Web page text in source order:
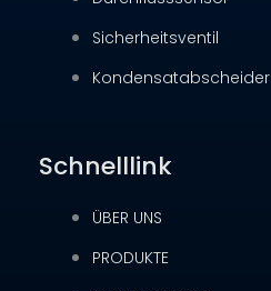
Sicherheitsventil
Kondensatabscheider
Schnelllink
ÜBER UNS
PRODUKTE